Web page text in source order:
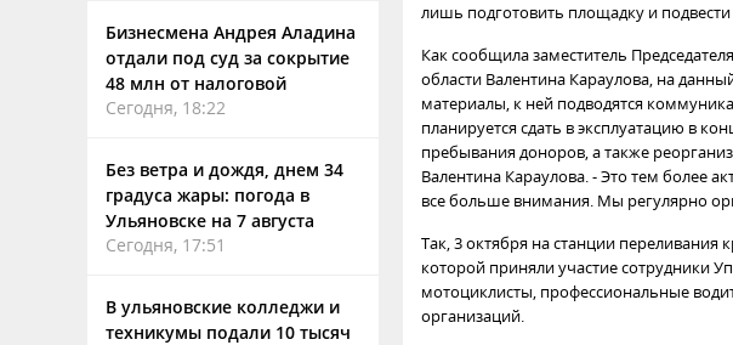
Бизнесмена Андрея Аладина
отдали под суд за сокрытие
48 млн от налоговой
Сегодня, 18:22
Без ветра и дождя, днем 34
градуса жары: погода в
Ульяновске на 7 августа
Сегодня, 17:51
В ульяновские колледжи и
техникумы подали 10 тысяч
лишь подготовить площадку и
Как сообщила заместитель
области Валентина Караулова, на
материалы, к ней подводятся
планируется сдать в эксплуатацию в
пребывания доноров, а также
Валентина Караулова. - Это тем более
все больше внимания. Мы регулярно
Так, 3 октября на станции
которой приняли участие сотрудники
мотоциклисты, профессиональные
организаций.